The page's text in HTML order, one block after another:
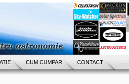
CUM CUMPAR CONTACT